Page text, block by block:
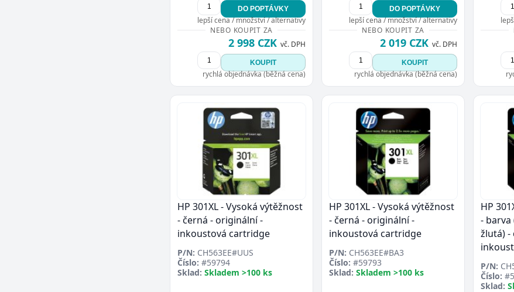
DO POPTÁVKY
lepší cena / množství / alternativy
NEBO KOUPIT ZA
2 998 CZK vč. DPH
KOUPIT
rychlá objednávka (běžná cena)
DO POPTÁVKY
lepší cena / množství / alternativy
NEBO KOUPIT ZA
2 019 CZK vč. DPH
KOUPIT
rychlá objednávka (běžná cena)
HP 301XL - Vysoká výtěžnost
- černá - originální -
inkoustová cartridge
P/N: CH563EE#UUS
Číslo: #59794
Sklad: Skladem >100 ks
HP 301XL - Vysoká výtěžnost
- černá - originální -
inkoustová cartridge
P/N: CH563EE#BA3
Číslo: #59793
Sklad: Skladem >100 ks
HP
-
žlutá)
P/N:
Číslo:
Sklad: